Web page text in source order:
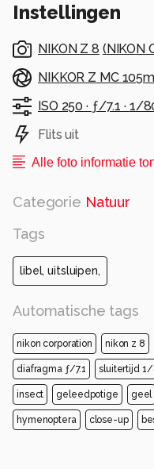
Instellingen
NIKON Z 8 ( NIKON
NIKKOR Z MC
ISO 250 · ƒ/7.1 · 1/
Flits uit
Alle foto informatie
Categorie Natuur
Tags
libel, uitsluipen,
Automatische tags
nikon corporation nikon z 8
diafragma ƒ/7.1 sluitertijd
insect geleedpotige geel
hymenoptera close-up